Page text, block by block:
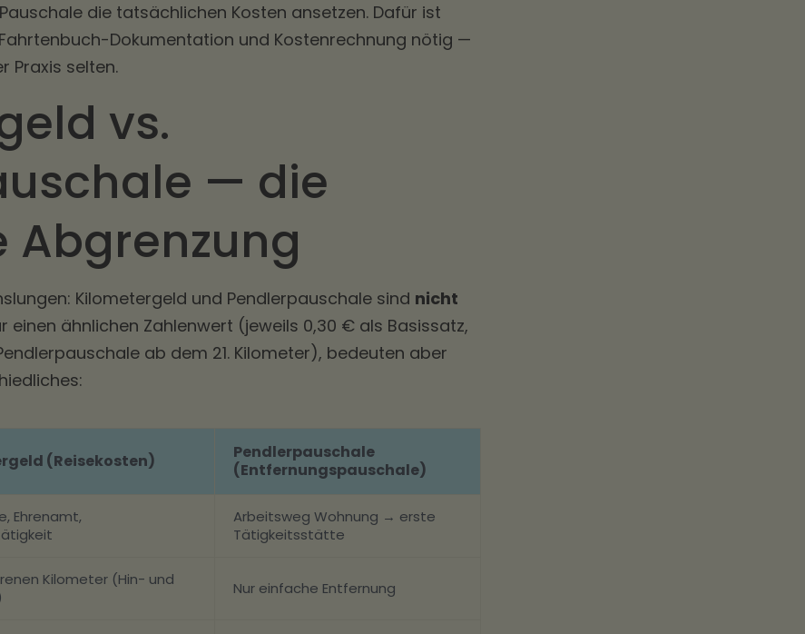
die tatsächlichen Kosten ansetzen. Dafür ist
Dokumentation und Kostenrechnung nötig —
Praxis selten.
vs.
— die
Kilometergeld und Pendlerpauschale sind nicht
einen ähnlichen Zahlenwert (jeweils 0,30 € als Basissatz,
ab dem 21. Kilometer), bedeuten aber
(Reisekosten)
Pendlerpauschale
(Entfernungspauschale)
Ehrenamt,
Arbeitsweg Wohnung → erste
Tätigkeitsstätte
Kilometer (Hin- und
Nur einfache Entfernung